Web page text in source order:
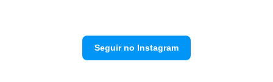
Seguir no Instagram